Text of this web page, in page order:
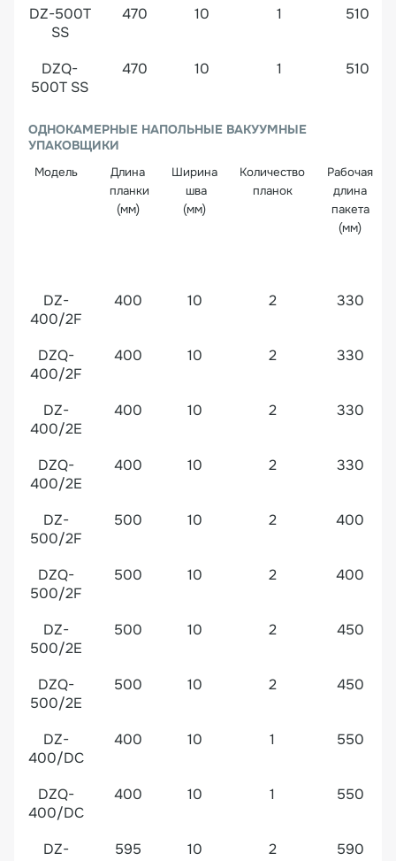
DZ-500T
SS
470 10 1 510
DZQ-
500T SS
470 10 1 510
ОДНОКАМЕРНЫЕ НАПОЛЬНЫЕ ВАКУУМНЫЕ
УПАКОВЩИКИ
Модель
Длина
планки
(мм)
Ширина
шва
(мм)
Количество
планок
Рабочая
длина
пакета
(мм)
DZ-
400/2F
400 10 2 330
DZQ-
400/2F
400 10 2 330
DZ-
400/2E
400 10 2 330
DZQ-
400/2E
400 10 2 330
DZ-
500/2F
500 10 2 400
DZQ-
500/2F
500 10 2 400
DZ-
500/2E
500 10 2 450
DZQ-
500/2E
500 10 2 450
DZ-
400/DC
400 10 1
550
DZQ-
400/DC
400 10 1
550
DZ-
595 10 2 590